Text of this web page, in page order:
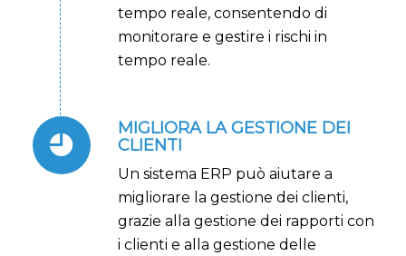
tempo reale, consentendo di
monitorare e gestire i rischi in
tempo reale.
MIGLIORA LA GESTIONE DEI
CLIENTI
Un sistema ERP può aiutare a
migliorare la gestione dei clienti,
grazie alla gestione dei rapporti con
i clienti e alla gestione delle